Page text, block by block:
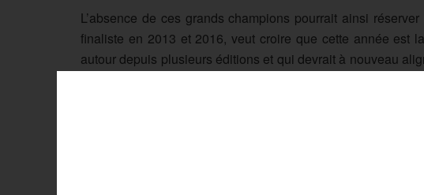
L’absence de ces grands champions pourrait ainsi
finaliste en 2013 et 2016, veut croire que cette année est
autour depuis plusieurs éditions et qui devrait à nouveau